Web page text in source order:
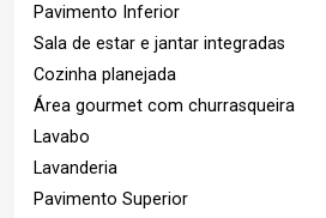
Pavimento Inferior
Sala de estar e jantar integradas
Cozinha planejada
Área gourmet com churrasqueira
Lavabo
Lavanderia
Pavimento Superior